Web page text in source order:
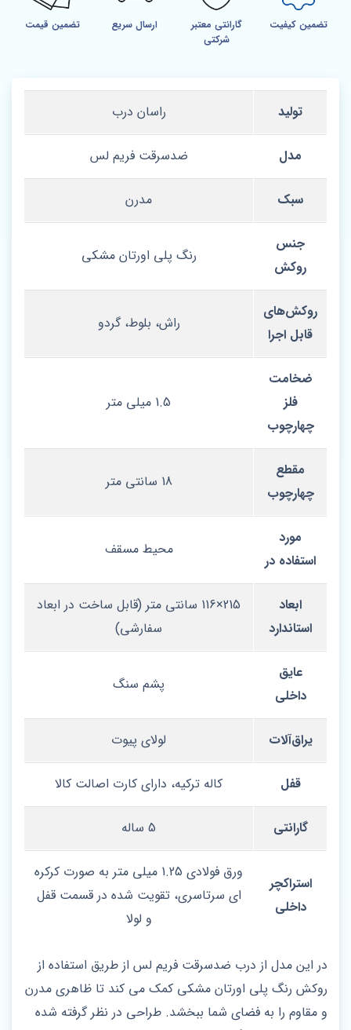
تضمین کیفیت
گارانتی معتبر
شرکتی
ارسال سریع تضمین قیمت
تولید راسان درب
مدل ضدسرقت فریم لس
سبک مدرن
جنس
روکش
رنگ پلی اورتان مشکی
روکش‌های
قابل اجرا
راش، بلوط، گردو
ضخامت
فلز
چهارچوب
1.5 میلی‌ متر
مقطع
چهارچوب
18 سانتی‌ متر
مورد
استفاده در
محیط مسقف
ابعاد
استاندارد
215×116 سانتی‌ متر (قابل ساخت در ابعاد
سفارشی)
عایق
داخلی
پشم سنگ
یراق‌آلات لولای پیوت
قفل کاله ترکیه، دارای کارت اصالت کالا
گارانتی 5 ساله
استراکچر
داخلی
ورق فولادی 1.25 میلی‌ متر به‌ صورت کرکره‌
ای سرتاسری، تقویت‌ شده در قسمت قفل
و لولا
در این مدل از درب ضدسرقت فریم لس از طریق استفاده از
روکش رنگ پلی اورتان مشکی کمک می کند تا ظاهری مدرن
و مقاوم را به فضای شما ببخشد. طراحی در نظر گرفته شده